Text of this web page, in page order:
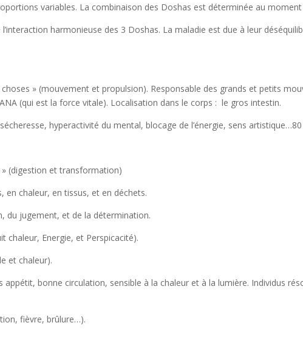
variables. La combinaison des Doshas est déterminée au moment
harmonieuse des 3 Doshas. La maladie est due à leur
» (mouvement et propulsion). Responsable des grands et petits
(qui est la force vitale). Localisation dans le corps : le gros intestin.
hyperactivité du mental, blocage de l’énergie, sens
(digestion et transformation)
en chaleur, en tissus, et en déchets.
du jugement, et de la détermination.
chaleur, Energie, et Perspicacité).
et chaleur).
bonne circulation, sensible à la chaleur et à la lumière. Individus
fièvre, brûlure…).